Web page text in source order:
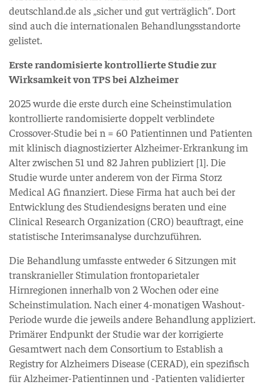
deutschland.de als „sicher und gut verträglich“. Dort
sind auch die internationalen Behandlungsstandorte
gelistet.
Erste randomisierte kontrollierte Studie zur
Wirksamkeit von TPS bei Alzheimer
2025 wurde die erste durch eine Scheinstimulation
kontrollierte randomisierte doppelt verblindete
Crossover-Studie bei n = 60 Patientinnen und Patienten
mit klinisch diagnostizierter Alzheimer-Erkrankung im
Alter zwischen 51 und 82 Jahren publiziert [1]. Die
Studie wurde unter anderem von der Firma Storz
Medical AG finanziert. Diese Firma hat auch bei der
Entwicklung des Studiendesigns beraten und eine
Clinical Research Organization (CRO) beauftragt, eine
statistische Interimsanalyse durchzuführen.
Die Behandlung umfasste entweder 6 Sitzungen mit
transkranieller Stimulation frontoparietaler
Hirnregionen innerhalb von 2 Wochen oder eine
Scheinstimulation. Nach einer 4-monatigen Washout-
Periode wurde die jeweils andere Behandlung appliziert.
Primärer Endpunkt der Studie war der korrigierte
Gesamtwert nach dem Consortium to Establish a
Registry for Alzheimers Disease (CERAD), ein spezifisch
für Alzheimer-Patientinnen und -Patienten validierter